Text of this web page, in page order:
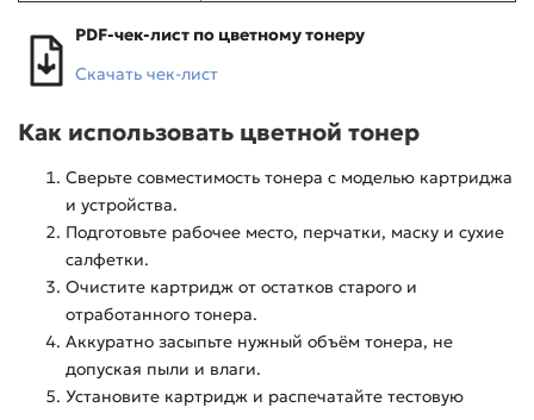
PDF-чек-лист по цветному тонеру
Скачать чек-лист
Как использовать цветной тонер
Сверьте совместимость тонера с моделью картриджа
и устройства.
Подготовьте рабочее место, перчатки, маску и сухие
салфетки.
Очистите картридж от остатков старого и
отработанного тонера.
Аккуратно засыпьте нужный объём тонера, не
допуская пыли и влаги.
Установите картридж и распечатайте тестовую